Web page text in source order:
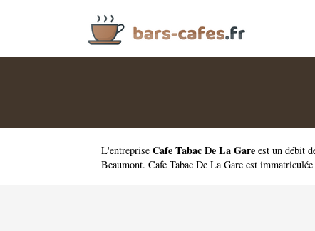
L'entreprise Cafe Tabac De La Gare est un débit
Beaumont. Cafe Tabac De La Gare est